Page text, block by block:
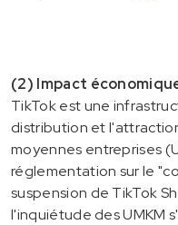
(2) Impact
TikTok est une
distribution et
moyennes entreprises
réglementation sur le
suspension de TikTok
l'inquiétude des UMKM